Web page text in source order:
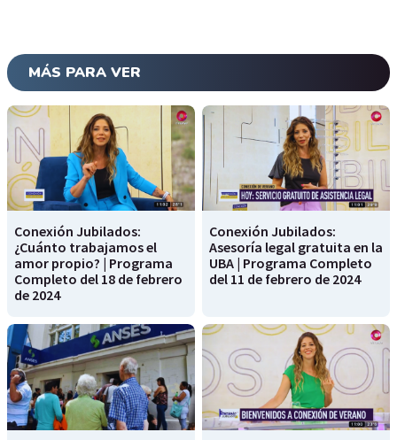
MÁS PARA VER
Conexión Jubilados:
¿Cuánto trabajamos el
amor propio? | Programa
Completo del 18 de febrero
de 2024
Conexión Jubilados:
Asesoría legal gratuita en la
UBA | Programa Completo
del 11 de febrero de 2024